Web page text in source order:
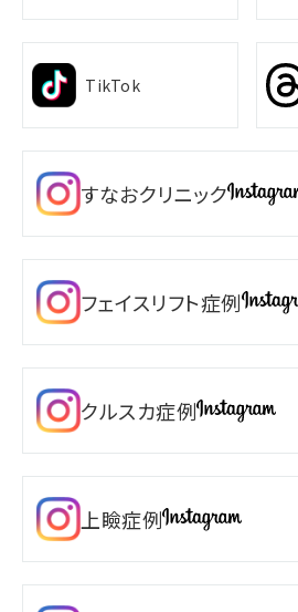
TikTok
すなおクリニック
フェイスリフト症例
クルスカ症例
上瞼症例